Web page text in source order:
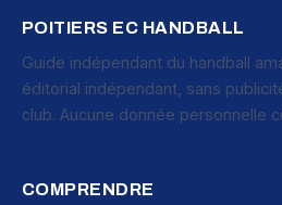
POITIERS EC HANDBALL
Guide indépendant du handball
éditorial indépendant, sans
club. Aucune donnée personnelle
COMPRENDRE